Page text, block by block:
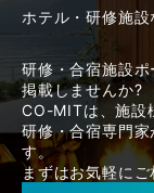
ホテル・研修施
研修・合宿施設ポ
掲載しませんか?
CO-MITは、施設
研修・合宿専門
す。
まずはお気軽にご